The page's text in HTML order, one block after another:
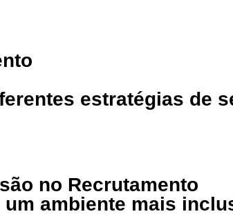
estratégias de
no Recrutamento
ambiente mais